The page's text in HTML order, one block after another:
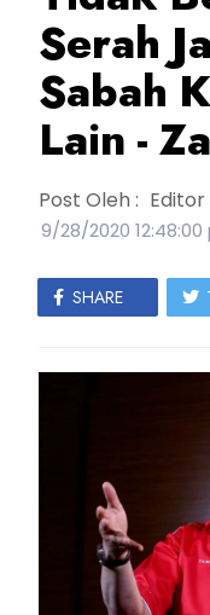
Serah
Sabah
Lain -
Post Oleh : Editor
9/28/2020 12:48:00
SHARE